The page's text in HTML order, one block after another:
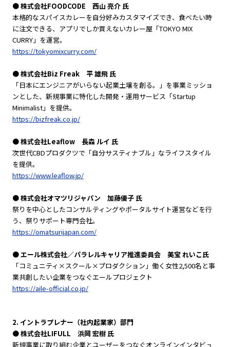
● 株式会社FOODCODE 西山 亮介 氏
本格的なスパイスカレーを自分好みカスタマイズでき、食べたい時
に注文できる、アプリでしか買えないカレー屋「TOKYO MIX
CURRY」を運営。
https://tokyomixcurry.com/
● 株式会社Biz Freak 平 雄飛 氏
「日本にエンジニアがいらない起業土壌を創る。」を事業ミッショ
ンとした、新規事業に特化した開発・運用サービス「Startup
Minimalist」を提供。
https://bizfreak.co.jp/
● 株式会社Leaflow 長森 ルイ 氏
次世代CBDプロダクツで「自分サスティナブル」なライフスタイル
を提供。
https://www.leaflow.jp/
● 株式会社オマツリジャパン 加藤優子 氏
祭りを中心としたコンサルティングやポータルサイト運営などを行
う、祭りサポート専門会社。
https://omatsurijapan.com/
● エール株式会社／パラレルキャリア推進委員会 美宝 れいこ氏
「コミュニティ×スクール×プロダクション」働く女性2,500名と事
業共創したい企業をつなぐエールプロジェクト
https://aile-official.co.jp/
2. イントラプレナー（社内起業家）部門
● 株式会社LIFULL 浜岡 宏樹 氏
新規事業に取り組む企業とユーザーをつなぐオンラインインタビュ